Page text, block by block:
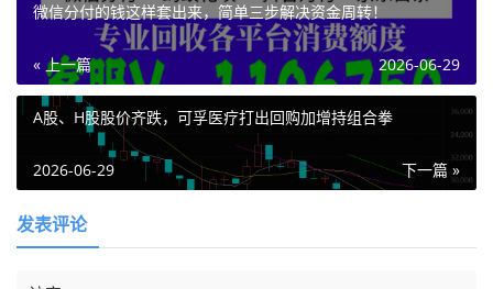
微信分付的钱这样套出来，简单三步解决资金周转！
« 上一篇 2026-06-29
A股、H股股价齐跌，可孚医疗打出回购加增持组合拳
下一篇 »
2026-06-29
发表评论